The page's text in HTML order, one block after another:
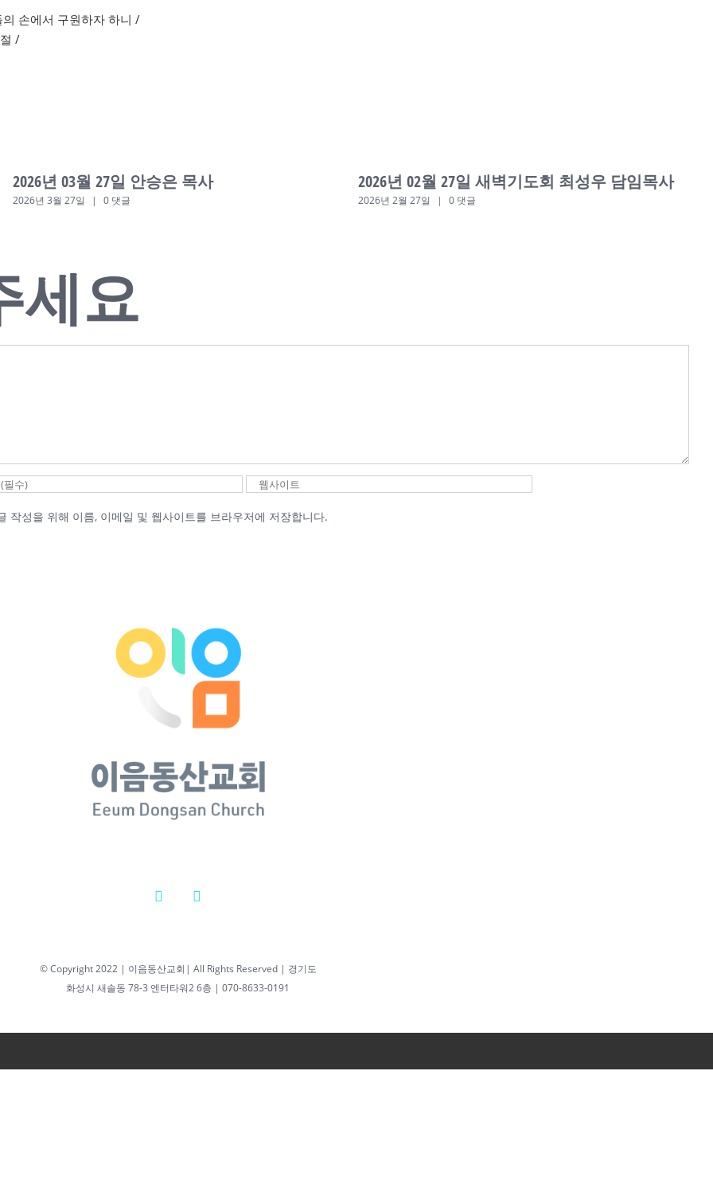
손에서 구원하자 하니 /
/
2026년 03월 27일 안승은 목사
2026년 3월 27일 | 0 댓글
2026년 02월 27일 새벽기도회 최성우 담임목사
2026년 2월 27일 | 0 댓글
세요
작성을 위해 이름, 이메일 및 웹사이트를 브라우저에 저장합니다.
© Copyright 2022 | 이음동산교회| All Rights Reserved | 경기도
화성시 새솔동 78-3 엔터타워2 6층 | 070-8633-0191